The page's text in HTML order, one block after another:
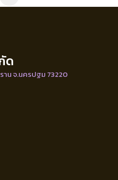
ด
าน จ.นครปฐม 73220